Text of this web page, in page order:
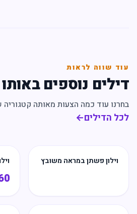
עוד שווה לראות
דילים נוספים
בחרנו עוד כמה הצעות מאותה
לכל הדילים←
וילון פשתן במראה משובץ